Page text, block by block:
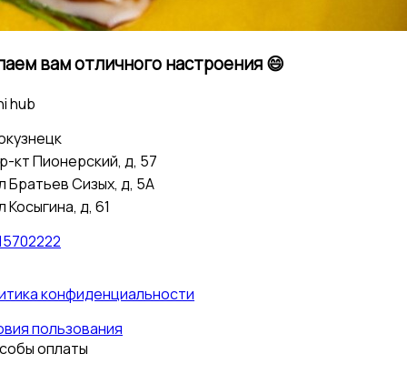
вам отличного настроения 😄
hub
кт Пионерский, д, 57
Братьев Сизых, д, 5А
Косыгина, д, 61
конфиденциальности
пользования
оплаты